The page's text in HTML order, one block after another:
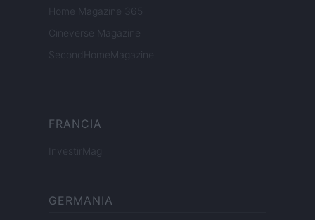
Home Magazine 365
Cineverse Magazine
SecondHomeMagazine
FRANCIA
InvestirMag
GERMANIA